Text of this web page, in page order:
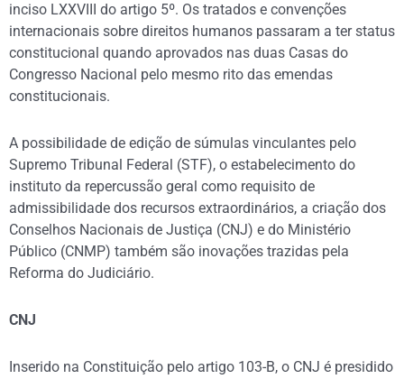
inciso LXXVIII do artigo 5º. Os tratados e convenções
internacionais sobre direitos humanos passaram a ter status
constitucional quando aprovados nas duas Casas do
Congresso Nacional pelo mesmo rito das emendas
constitucionais.
A possibilidade de edição de súmulas vinculantes pelo
Supremo Tribunal Federal (STF), o estabelecimento do
instituto da repercussão geral como requisito de
admissibilidade dos recursos extraordinários, a criação dos
Conselhos Nacionais de Justiça (CNJ) e do Ministério
Público (CNMP) também são inovações trazidas pela
Reforma do Judiciário.
CNJ
Inserido na Constituição pelo artigo 103-B, o CNJ é presidido